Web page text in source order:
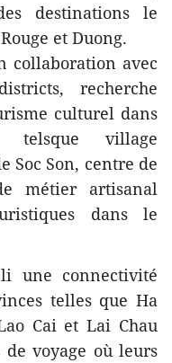
destinations le
et Duong.
collaboration avec
recherche
culturel dans
telsque village
Soc Son, centre de
métier artisanal
dans le
une connectivité
telles que Ha
Cai et Lai Chau
voyage où leurs